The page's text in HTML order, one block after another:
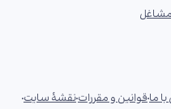
ماقوانین و مقرراتنقشهٔ سایت